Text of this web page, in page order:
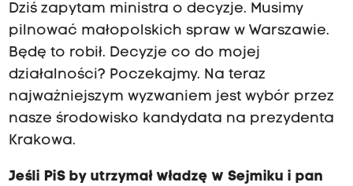
Dziś zapytam ministra o decyzje. Musimy
pilnować małopolskich spraw w Warszawie.
Będę to robił. Decyzje co do mojej
działalności? Poczekajmy. Na teraz
najważniejszym wyzwaniem jest wybór przez
nasze środowisko kandydata na prezydenta
Krakowa.
Jeśli PiS by utrzymał władzę w Sejmiku i pan